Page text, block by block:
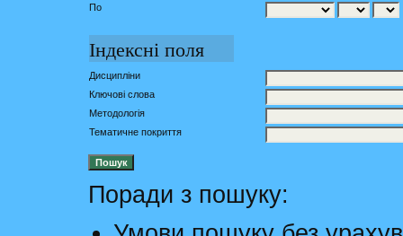
По
Індексні поля
Дисципліни
Ключові слова
Методологія
Тематичне покриття
Поради з пошуку: